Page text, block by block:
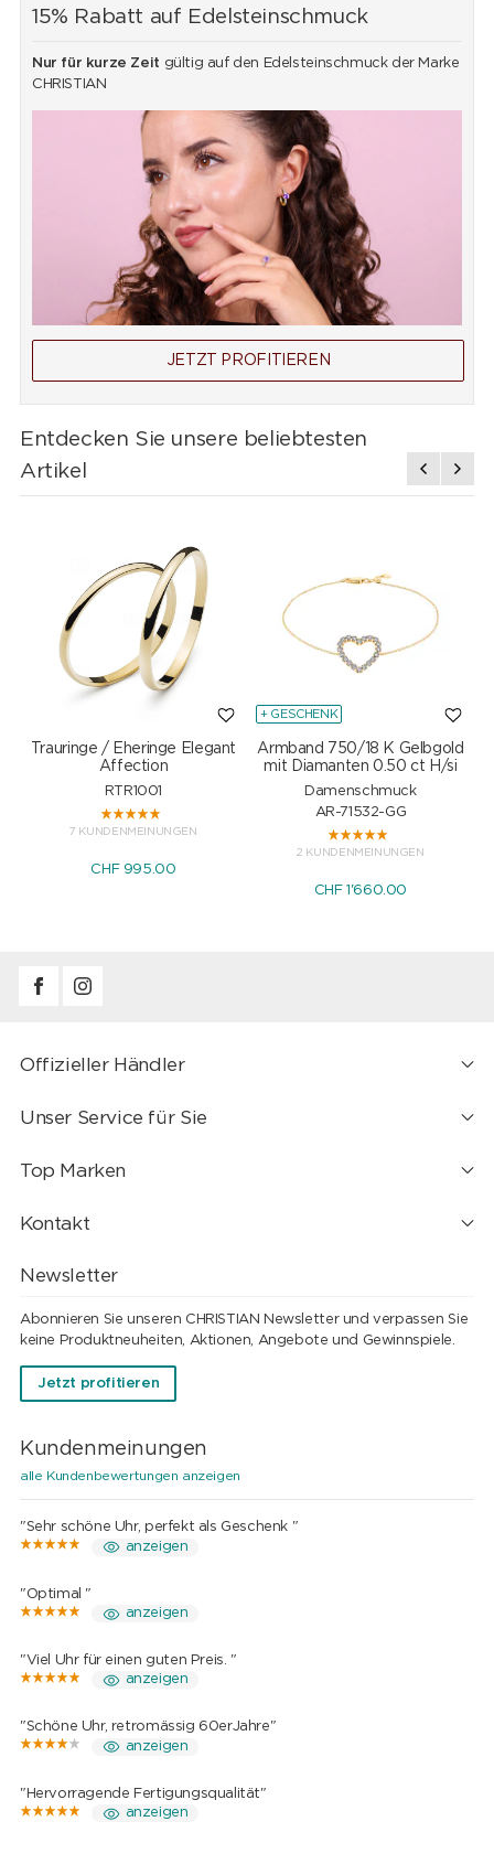
15% Rabatt auf Edelsteinschmuck
Nur für kurze Zeit gültig auf den Edelsteinschmuck der Marke
CHRISTIAN
JETZT PROFITIEREN
Entdecken Sie unsere beliebtesten
Artikel
Trauringe / Eheringe Elegant
Affection
RTR1001
7 KUNDENMEINUNGEN
CHF 995.00
+ GESCHENK
Armband 750/18 K Gelbgold
mit Diamanten 0.50 ct H/si
Damenschmuck
AR-71532-GG
2 KUNDENMEINUNGEN
CHF 1'660.00
Offizieller Händler
Unser Service für Sie
Top Marken
Kontakt
Newsletter
Abonnieren Sie unseren CHRISTIAN Newsletter und verpassen Sie
keine Produktneuheiten, Aktionen, Angebote und Gewinnspiele.
Jetzt profitieren
Kundenmeinungen
alle Kundenbewertungen anzeigen
"Sehr schöne Uhr, perfekt als Geschenk "
anzeigen
"Optimal "
anzeigen
"Viel Uhr für einen guten Preis. "
anzeigen
"Schöne Uhr, retromässig 60erJahre"
anzeigen
"Hervorragende Fertigungsqualität"
anzeigen